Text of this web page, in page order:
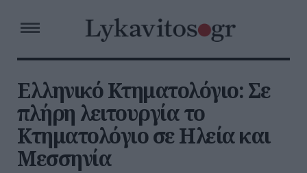
Ελληνικό Κτηματολόγιο: Σε
πλήρη λειτουργία το
Κτηματολόγιο σε Ηλεία και
Μεσσηνία